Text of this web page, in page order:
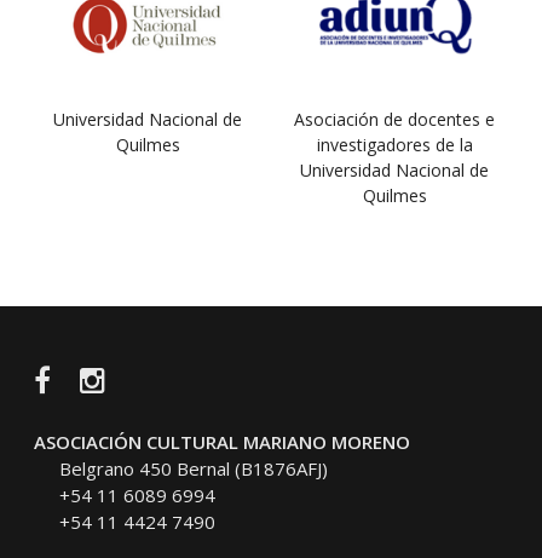
Universidad Nacional de
Quilmes
Asociación de docentes e
investigadores de la
Universidad Nacional de
Quilmes
FacebookInstagram
ASOCIACIÓN CULTURAL MARIANO MORENO
Belgrano 450 Bernal (B1876AFJ)
+54 11 6089 6994
+54 11 4424 7490